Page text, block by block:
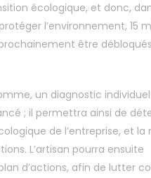
écologique, et donc,
l’environnement, 15
être
un diagnostic
; il permettra ainsi de
de l’entreprise, et la
L’artisan pourra ensuite
d’actions, afin de lutter